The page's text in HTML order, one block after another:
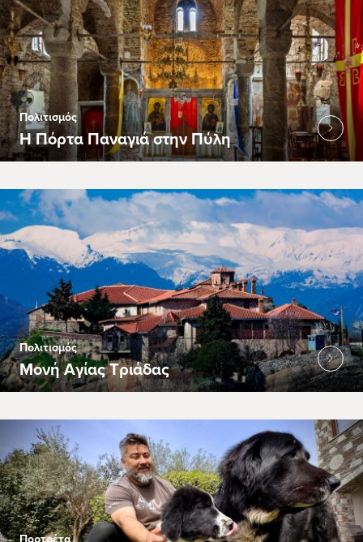
Πολιτισμός
Η Πόρτα Παναγιά στην Πύλη
Πολιτισμός
Μονή Αγίας Τριάδας